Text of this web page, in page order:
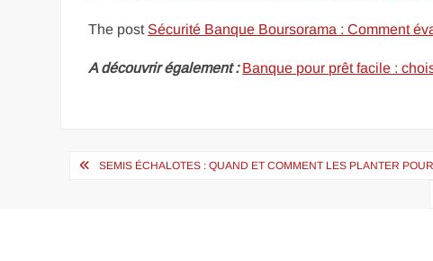
The post Sécurité Banque Boursorama : Comment
A découvrir également : Banque pour prêt facile :
Navigation
SEMIS ÉCHALOTES : QUAND ET COMMENT LES PLANTER